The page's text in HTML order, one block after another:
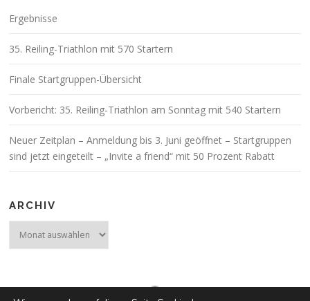
Ergebnisse
35. Reiling-Triathlon mit 570 Startern
Finale Startgruppen-Übersicht
Vorbericht: 35. Reiling-Triathlon am Sonntag mit 540 Startern
Neuer Zeitplan – Anmeldung bis 3. Juni geöffnet – Startgruppen
sind jetzt eingeteilt – „Invite a friend“ mit 50 Prozent Rabatt
ARCHIV